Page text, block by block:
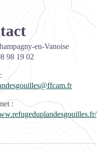
en-Vanoise
98 19 02
:
: